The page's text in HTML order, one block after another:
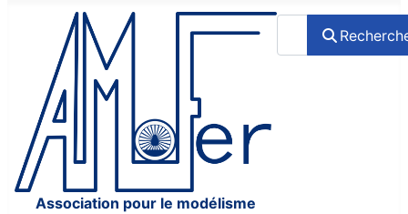
Association pour le modélisme
Rechercher